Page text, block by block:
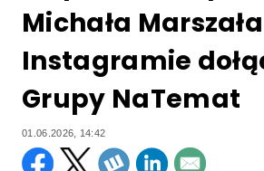
Michała
Instagramie
Grupy NaTemat
01.06.2026, 14:42